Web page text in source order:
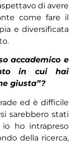
di avere
come fare il
e diversificata
accademico e
in cui hai
giusta”?
ed è difficile
sarebbero stati
ho intrapreso
della ricerca,